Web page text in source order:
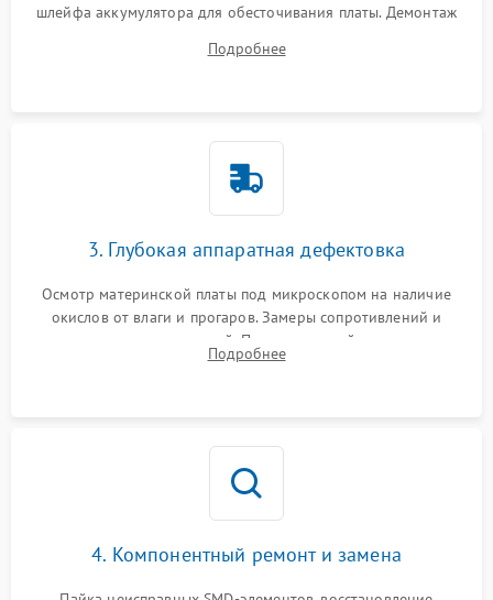
шлейфа аккумулятора для обесточивания платы. Демонтаж
высохшей термопасты с кристаллов чипов.
Подробнее
3. Глубокая аппаратная дефектовка
Осмотр материнской платы под микроскопом на наличие
окислов от влаги и прогаров. Замеры сопротивлений и
дежурных напряжений. Проверка цепей питания,
мультиконтроллера, процессора и видеочипа.
Подробнее
4. Компонентный ремонт и замена